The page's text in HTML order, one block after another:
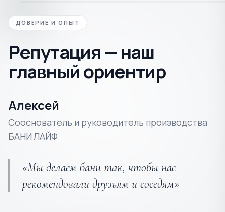
ДОВЕРИЕ И ОПЫТ
Репутация — наш
главный ориентир
Алексей
Сооснователь и руководитель производства
БАНИ ЛАЙФ
«Мы делаем бани так, чтобы нас
рекомендовали друзьям и соседям»